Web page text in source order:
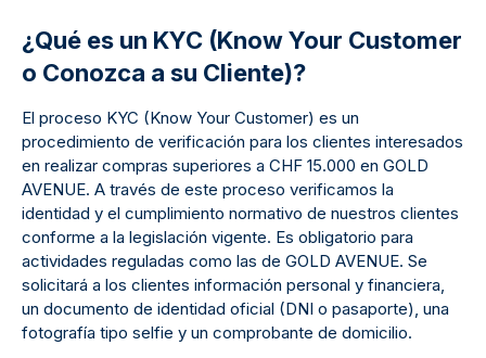
¿Qué es un KYC (Know Your Customer
o Conozca a su Cliente)?
El proceso KYC (Know Your Customer) es un
procedimiento de verificación para los clientes interesados
en realizar compras superiores a CHF 15.000 en GOLD
AVENUE. A través de este proceso verificamos la
identidad y el cumplimiento normativo de nuestros clientes
conforme a la legislación vigente. Es obligatorio para
actividades reguladas como las de GOLD AVENUE. Se
solicitará a los clientes información personal y financiera,
un documento de identidad oficial (DNI o pasaporte), una
fotografía tipo selfie y un comprobante de domicilio.